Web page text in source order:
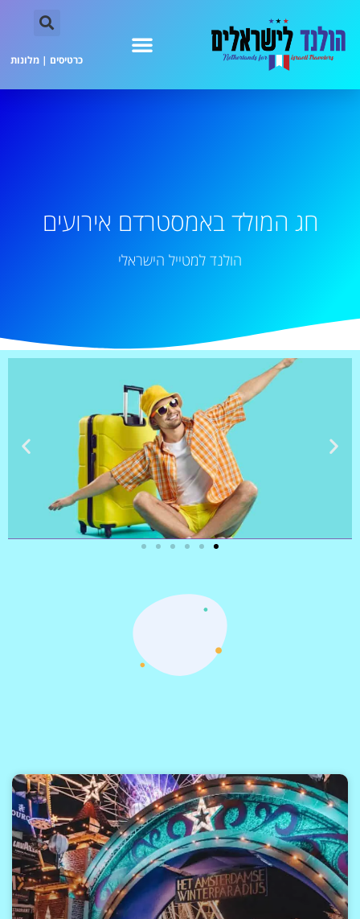
כרטיסים | מלונות
חג המולד באמסטרדם אירועים
הולנד למטייל הישראלי